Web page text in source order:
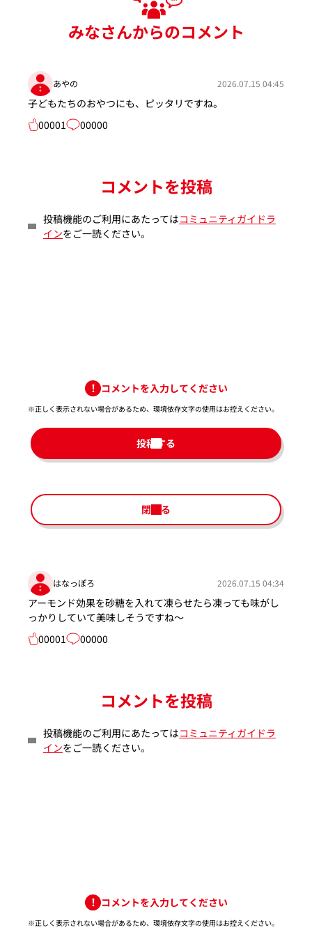
みなさんからのコメント
あやの 2026.07.15 04:45
子どもたちのおやつにも、ピッタリですね。
00001
00000
コメントを投稿
投稿機能のご利用にあたってはコミュニティガイドラ
インをご一読ください。
コメントを入力してください
※正しく表示されない場合があるため、環境依存文字の使用はお控えください。​
投稿する
閉じる
はなっぽろ 2026.07.15 04:34
アーモンド効果を砂糖を入れて凍らせたら凍っても味がし
っかりしていて美味しそうですね～
00001
00000
コメントを投稿
投稿機能のご利用にあたってはコミュニティガイドラ
インをご一読ください。
コメントを入力してください
※正しく表示されない場合があるため、環境依存文字の使用はお控えください。​